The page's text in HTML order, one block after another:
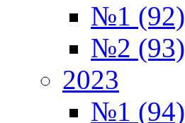
№1 (92)
№2 (93)
2023
№1 (94)